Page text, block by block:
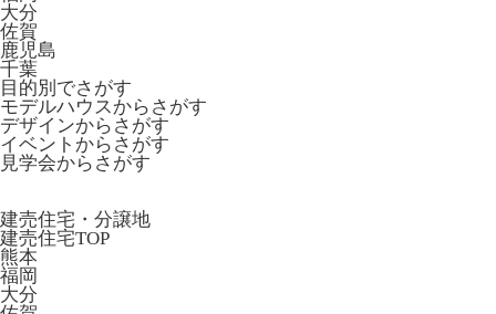
大分
佐賀
鹿児島
千葉
目的別でさがす
モデルハウスからさがす
デザインからさがす
イベントからさがす
見学会からさがす
建売住宅・分譲地
建売住宅TOP
熊本
福岡
大分